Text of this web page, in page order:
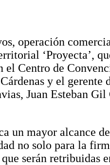
operación
‘Proyecta’,
Centro de
y el gerente
Juan Esteban
un mayor alcance
no solo para la
serán retribuidas